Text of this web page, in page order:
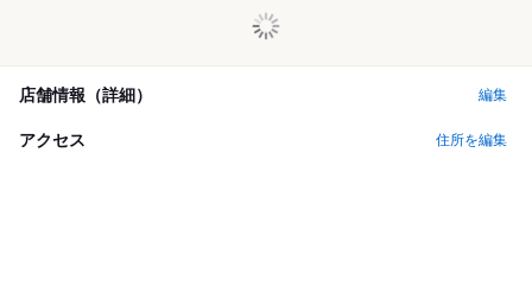
店舗情報（詳細） 編集
アクセス 住所を編集